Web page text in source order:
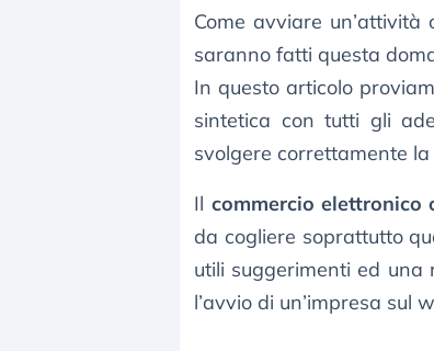
Come avviare
saranno fatti questa
In questo articolo
sintetica con tutti gli
svolgere correttamente
Il commercio elettronico
da cogliere soprattutto
utili suggerimenti ed una
l’avvio di un’impresa sul